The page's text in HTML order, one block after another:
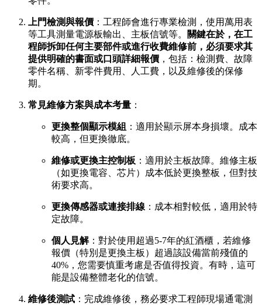
上門檢測與報價 ：工程師會進行專業檢測，使用萬用表
等工具測量電源板輸出、主板信號等。
關鍵在於，在工
程師拆卸任何主要部件或進行收費維修前，必須要求其
提供明確的書面或口頭詳細報價 ，包括：檢測費、故障
零件名稱、新零件費用、人工費，以及維修後的保修
期。
常見維修方案與成本考量 ：
更換整個顯示模組 ：適用於顯示屏本身損壞。成本
較高，但更換徹底。
維修或更換主控制板 ：適用於主板故障。維修主板
（如更換電容、芯片）成本低於更換整板，但對技
術要求高。
更換傳感器或連接排線 ：成本相對較低，適用於特
定故障。
個人見解：對於使用超過5-7年的紅酒櫃，若維修
報價（特別是更換主板）超過該設備當前殘值的
40%，您需要慎重考慮是否值得投資。有時，這可
能是設備整體老化的信號。
維修後測試 ：完成維修後，務必要求工程師現場通電測